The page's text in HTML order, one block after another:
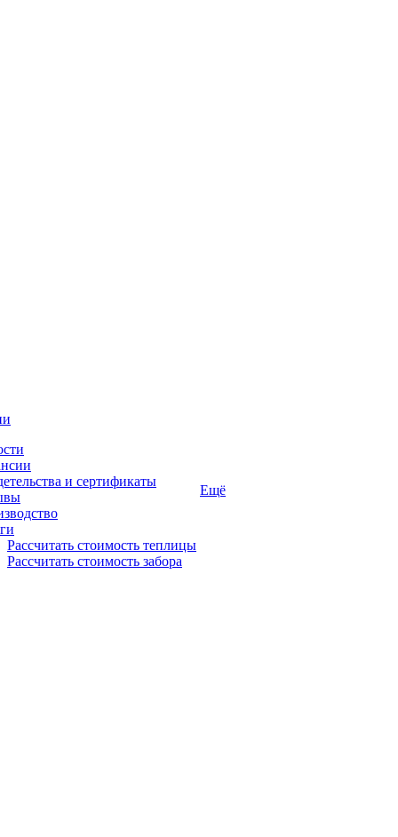
и сертификаты
Рассчитать стоимость теплицы
Рассчитать стоимость забора
Ещё